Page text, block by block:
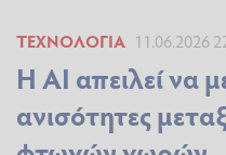
ΤΕΧΝΟΛΟΓΊΑ 11.06.2026
Η ΑΙ απειλεί να
ανισότητες